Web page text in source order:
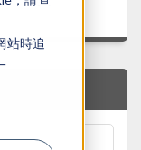
站時追